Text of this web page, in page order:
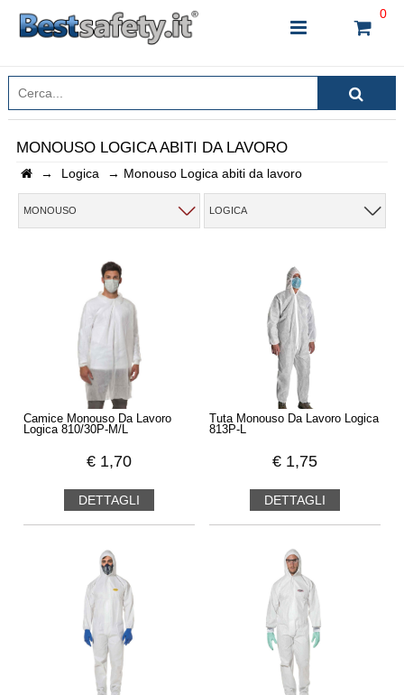
0
INSERISCI IL NOME DEL PRODOTTO CHE STAI
CERCANDO
MONOUSO LOGICA ABITI DA LAVORO
→ Logica → Monouso Logica abiti da lavoro
MONOUSO LOGICA
Camice Monouso Da Lavoro
Logica 810/30P-M/L
€ 1,70
DETTAGLI
Tuta Monouso Da Lavoro Logica
813P-L
€ 1,75
DETTAGLI